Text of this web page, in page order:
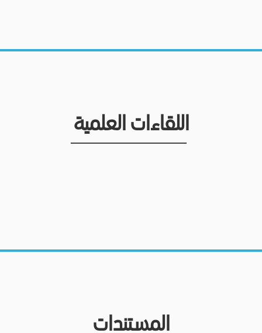
اللقاءات العلمية
المستندات